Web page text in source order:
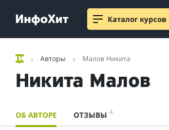
Каталог курсов
Авторы Малов Никита
Никита Малов
ОБ АВТОРЕ ОТЗЫВЫ4